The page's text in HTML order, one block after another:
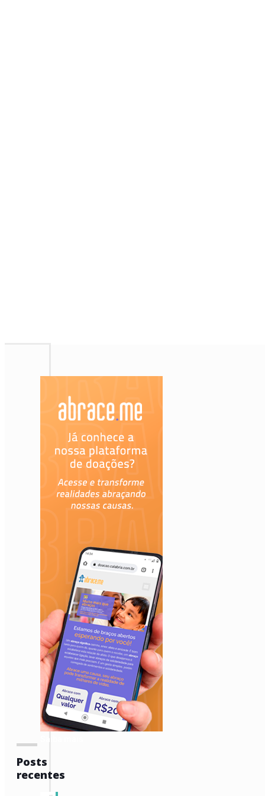
Posts
recentes